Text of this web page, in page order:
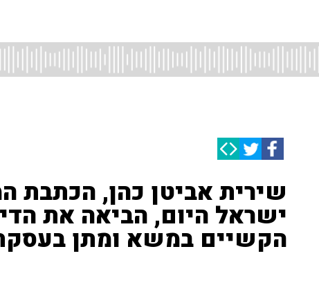
שירית אביטן כהן, הכתבת
ישראל היום, הביאה את
הקשיים במשא ומתן